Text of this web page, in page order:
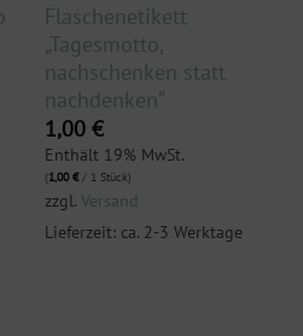
Flaschenetikett
„Tagesmotto,
nachschenken statt
nachdenken“
1,00 €
Enthält 19% MwSt.
(1,00€/ 1 Stück)
zzgl. Versand
Lieferzeit: ca. 2-3 Werktage